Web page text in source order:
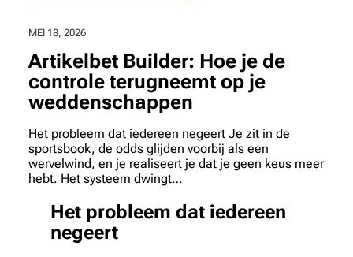
MEI 18, 2026
Artikelbet Builder: Hoe je de
controle terugneemt op je
weddenschappen
Het probleem dat iedereen negeert Je zit in de
sportsbook, de odds glijden voorbij als een
wervelwind, en je realiseert je dat je geen keus meer
hebt. Het systeem dwingt…
Het probleem dat iedereen
negeert